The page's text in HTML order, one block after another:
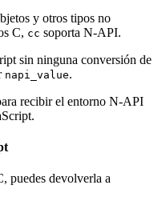
y otros tipos no
C, cc soporta N-API.
sin ninguna conversión de
napi_value.
recibir el entorno N-API
puedes devolverla a